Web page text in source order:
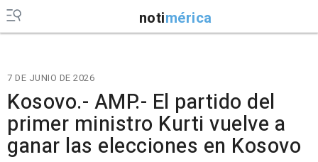
notimérica
7 DE JUNIO DE 2026
Kosovo.- AMP.- El partido del
primer ministro Kurti vuelve a
ganar las elecciones en Kosovo